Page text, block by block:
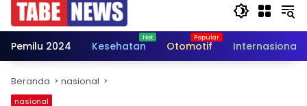
Pemilu 2024 Kesehatan Otomotif Internasional
Beranda nasional
nasional